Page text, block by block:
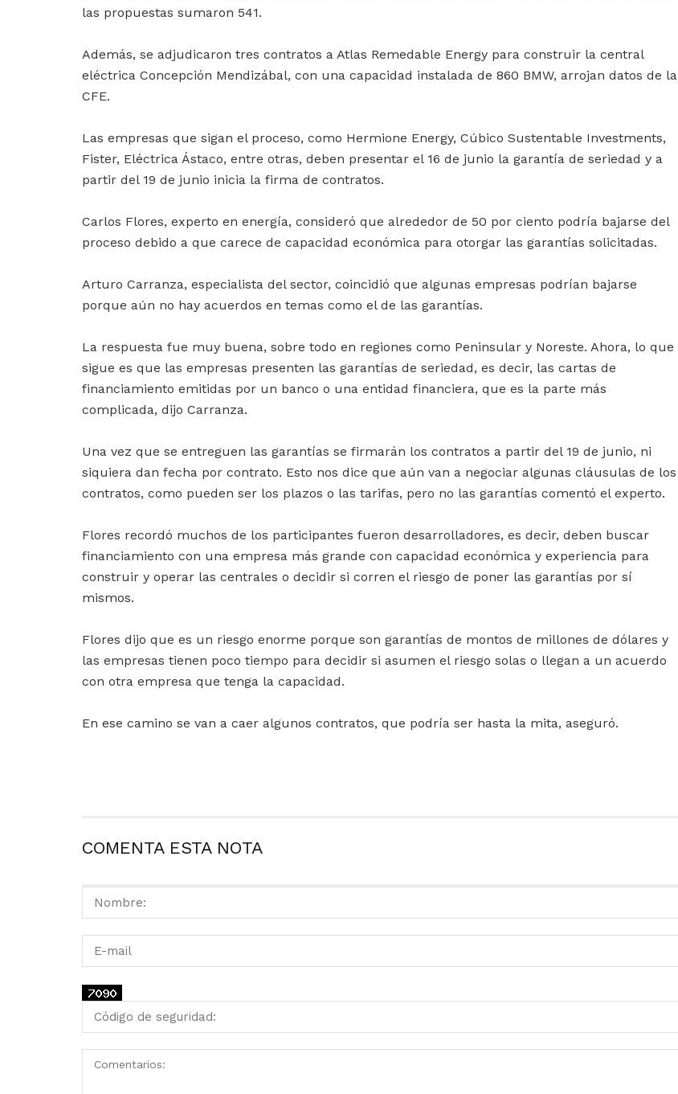
las propuestas sumaron 541.
Además, se adjudicaron tres contratos a Atlas Remedable Energy para construir la central
eléctrica Concepción Mendizábal, con una capacidad instalada de 860 BMW, arrojan datos de la
CFE.
Las empresas que sigan el proceso, como Hermione Energy, Cúbico Sustentable Investments,
Fister, Eléctrica Ástaco, entre otras, deben presentar el 16 de junio la garantía de seriedad y a
partir del 19 de junio inicia la firma de contratos.
Carlos Flores, experto en energía, consideró que alrededor de 50 por ciento podría bajarse del
proceso debido a que carece de capacidad económica para otorgar las garantías solicitadas.
Arturo Carranza, especialista del sector, coincidió que algunas empresas podrían bajarse
porque aún no hay acuerdos en temas como el de las garantías.
La respuesta fue muy buena, sobre todo en regiones como Peninsular y Noreste. Ahora, lo que
sigue es que las empresas presenten las garantías de seriedad, es decir, las cartas de
financiamiento emitidas por un banco o una entidad financiera, que es la parte más
complicada, dijo Carranza.
Una vez que se entreguen las garantías se firmarán los contratos a partir del 19 de junio, ni
siquiera dan fecha por contrato. Esto nos dice que aún van a negociar algunas cláusulas de los
contratos, como pueden ser los plazos o las tarifas, pero no las garantías comentó el experto.
Flores recordó muchos de los participantes fueron desarrolladores, es decir, deben buscar
financiamiento con una empresa más grande con capacidad económica y experiencia para
construir y operar las centrales o decidir si corren el riesgo de poner las garantías por sí
mismos.
Flores dijo que es un riesgo enorme porque son garantías de montos de millones de dólares y
las empresas tienen poco tiempo para decidir si asumen el riesgo solas o llegan a un acuerdo
con otra empresa que tenga la capacidad.
En ese camino se van a caer algunos contratos, que podría ser hasta la mita, aseguró.
COMENTA ESTA NOTA